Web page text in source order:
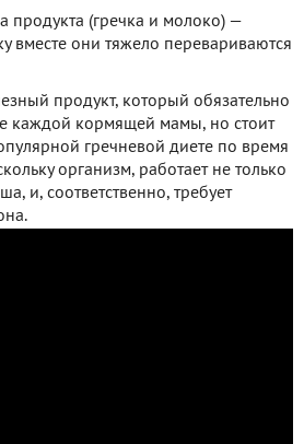
продукта (гречка и молоко) —
вместе они тяжело перевариваются
продукт, который обязательно
каждой кормящей мамы, но стоит
гречневой диете по время
организм, работает не только
и, соответственно, требует